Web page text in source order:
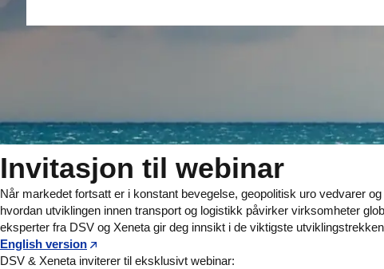
Invitasjon til webinar
Når markedet fortsatt er i konstant bevegelse, geopolitisk uro vedvarer
hvordan utviklingen innen transport og logistikk påvirker virksomheter
eksperter fra DSV og Xeneta gir deg innsikt i de viktigste
English version
DSV & Xeneta inviterer til eksklusivt webinar: